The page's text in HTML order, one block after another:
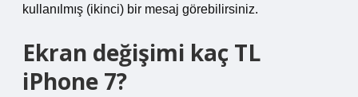
kullanılmış (ikinci) bir mesaj görebilirsiniz.
Ekran değişimi kaç TL
iPhone 7?